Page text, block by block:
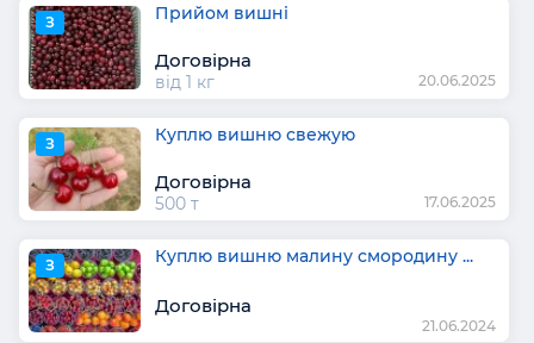
З Прийом вишні
Договірна
від 1 кг 20.06.2025
З Куплю вишню свежую
Договірна
500 т 17.06.2025
З Куплю вишню малину смородину ...
Договірна
21.06.2024